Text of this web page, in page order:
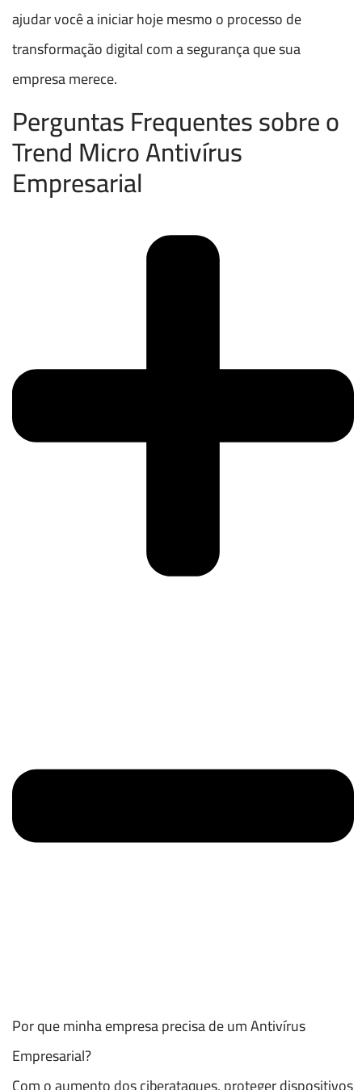
ajudar você a iniciar hoje mesmo o processo de
transformação digital com a segurança que sua
empresa merece.
Perguntas Frequentes sobre o
Trend Micro Antivírus
Empresarial
Por que minha empresa precisa de um Antivírus
Empresarial?